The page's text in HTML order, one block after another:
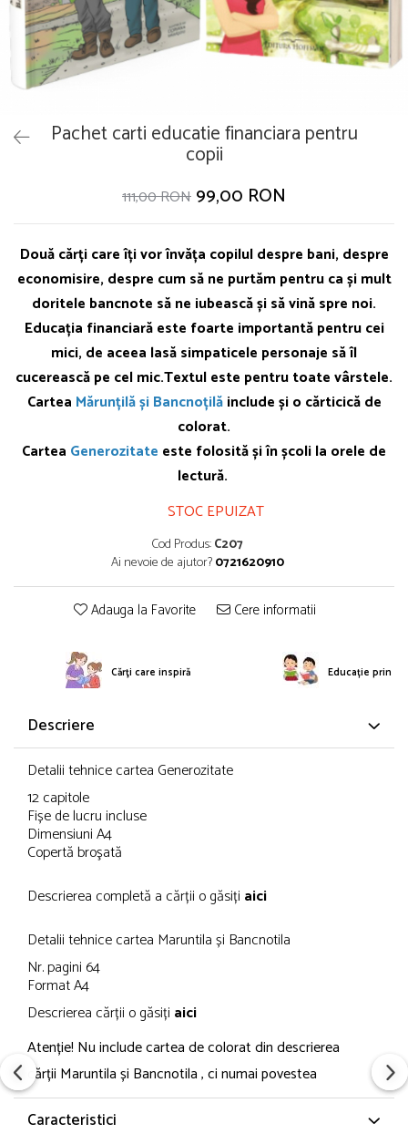
Pachet carti educatie financiara pentru
copii
111,00 RON 99,00 RON
Două cărți care îți vor învăța copilul despre bani, despre
economisire, despre cum să ne purtăm pentru ca și mult
doritele bancnote să ne iubească și să vină spre noi.
Educația financiară este foarte importantă pentru cei
mici, de aceea lasă simpaticele personaje să îl
cucerească pe cel mic.Textul este pentru toate vârstele.
Cartea Mărunțilă și Bancnoțilăinclude și o cărticică de
colorat.
Cartea Generozitate este folosită și în școli la orele de
lectură.
STOC EPUIZAT
Cod Produs:C207
Ai nevoie de ajutor?0721620910
Adauga la Favorite Cere informatii
Cărţi care inspiră Educație prin
Descriere
Detalii tehnice cartea Generozitate
12 capitole
Fișe de lucru incluse
Dimensiuni A4
Copertă broşată
Descrierea completă a cărții o găsiți aici
Detalii tehnice cartea Maruntila și Bancnotila
Nr. pagini 64
Format A4
Descrierea cărții o găsiți aici
Atenție! Nu include cartea de colorat din descrierea
cărții Maruntila și Bancnotila , ci numai povestea
Caracteristici